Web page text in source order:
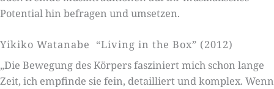
Potential hin befragen und umsetzen.
Yikiko Watanabe “Living in the Box” (2012)
„Die Bewegung des Körpers fasziniert mich schon lange
Zeit, ich empfinde sie fein, detailliert und komplex. Wenn